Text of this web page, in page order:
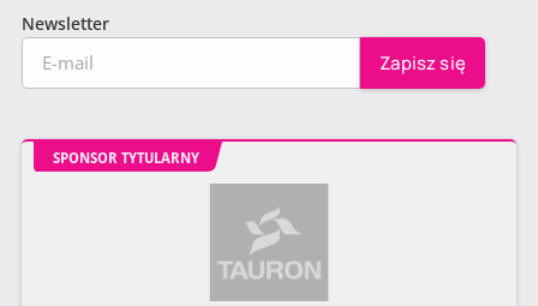
Newsletter
SPONSOR TYTULARNY